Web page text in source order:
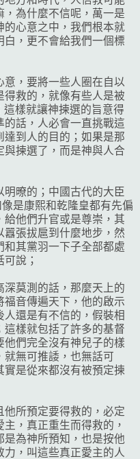
，為什麼不信呢，萬一是
的心意之中，我們根本就
白，更不會給我們一個標
，要將一些人圈在自以
救的，就像有些人是被
樣就讓神揀選的旨意得
話，人必會一直挑戰這
到人的目的；如果是那
揀選了，而是神與人合
暸的；中國古代的大臣
是康熙和乾隆皇都有先偏
給他們升官或是尊崇，其
囂張拔扈到什麼地步，然
其黨羽一下子全部都處
說；
莫測的話，那麼天上的
音傳遍天下，他的啟示
還是有不信的，假裝相
樣就包括了許多的基督
們完全沒有神兒子的樣
就無可推諉，也無話可
是從來都沒有被預定揀
所預定要得救的，必定
，真正重生而得救的，
是為神所預知，也是按他
，叫這些真正愛主的人